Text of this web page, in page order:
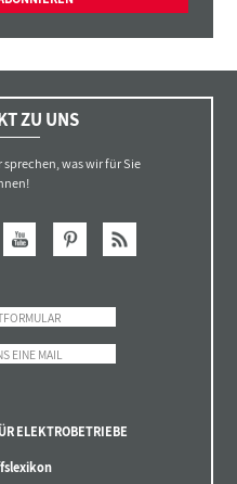
ZU UNS
sprechen, was wir für Sie
EINE MAIL
ELEKTROBETRIEBE